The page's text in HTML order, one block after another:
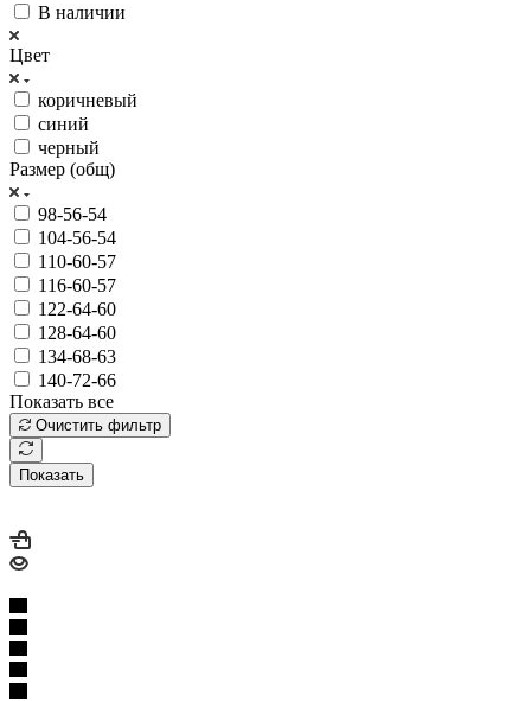
В наличии
Цвет
коричневый
синий
черный
Размер (общ)
98-56-54
104-56-54
110-60-57
116-60-57
122-64-60
128-64-60
134-68-63
140-72-66
Показать все
Очистить фильтр
Показать